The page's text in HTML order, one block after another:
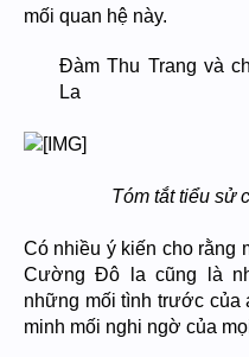
mối quan hệ này.
Đàm Thu Trang và
La
Tóm tắt tiểu sử
Có nhiều ý kiến cho rằng
Cường Đô la cũng là
những mối tình trước của
minh mối nghi ngờ của